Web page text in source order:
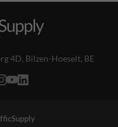
4D, Bilzen-Hoeselt, BE